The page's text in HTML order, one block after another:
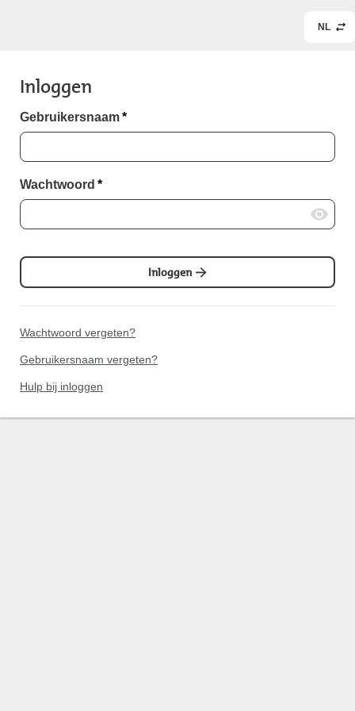
NL
Inloggen
Gebruikersnaam*
Wachtwoord *
Inloggen
Wachtwoord vergeten?
Gebruikersnaam vergeten?
Hulp bij inloggen